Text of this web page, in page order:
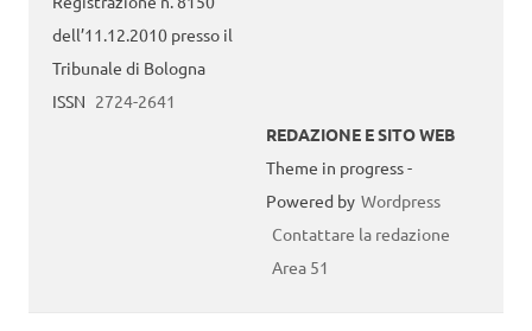
dell’11.12.2010 presso il
Tribunale di Bologna
ISSN 2724-2641
REDAZIONE E SITO WEB
Theme in progress -
Powered by Wordpress
Contattare la redazione
Area 51